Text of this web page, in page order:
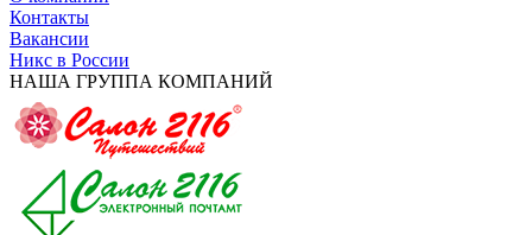
Контакты
Вакансии
Никс в России
НАША ГРУППА КОМПАНИЙ